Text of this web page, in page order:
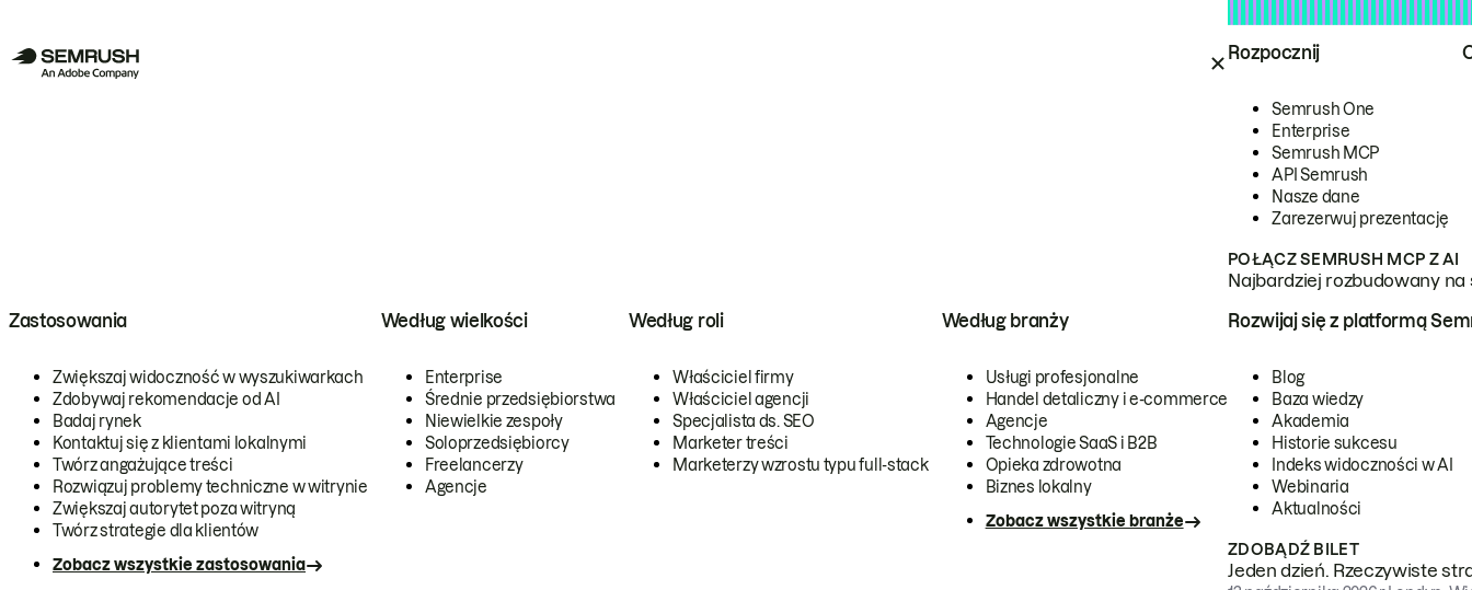
Rozpocznij
Semrush One
Enterprise
Semrush MCP
API Semrush
Nasze dane
Zarezerwuj prezentację
POŁĄCZ SEMRUSH MCP Z AI
Najbardziej rozbudowany
Zastosowania
Zwiększaj widoczność w wyszukiwarkach
Zdobywaj rekomendacje od AI
Badaj rynek
Kontaktuj się z klientami lokalnymi
Twórz angażujące treści
Rozwiązuj problemy techniczne w witrynie
Zwiększaj autorytet poza witryną
Twórz strategie dla klientów
Zobacz wszystkie zastosowania
Według wielkości
Enterprise
Średnie przedsiębiorstwa
Niewielkie zespoły
Soloprzedsiębiorcy
Freelancerzy
Agencje
Według roli
Właściciel firmy
Właściciel agencji
Specjalista ds. SEO
Marketer treści
Marketerzy wzrostu typu full-stack
Według branży
Usługi profesjonalne
Handel detaliczny i e-commerce
Agencje
Technologie SaaS i B2B
Opieka zdrowotna
Biznes lokalny
Zobacz wszystkie branże
Rozwijaj się z platformą
Blog
Baza wiedzy
Akademia
Historie sukcesu
Indeks widoczności w AI
Webinaria
Aktualności
ZDOBĄDŹ BILET
Jeden dzień. Rzeczywiste